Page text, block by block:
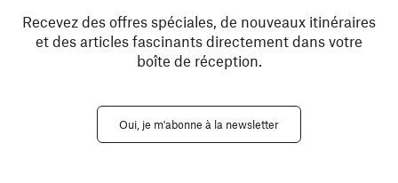
Recevez des offres spéciales, de nouveaux itinéraires
et des articles fascinants directement dans votre
boîte de réception.
Oui, je m'abonne à la newsletter